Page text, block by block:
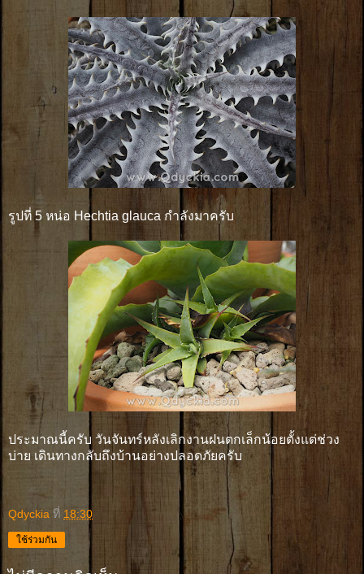
รูปที่ 5 หน่อ Hechtia glauca กำลังมาครับ
ประมาณนี้ครับ วันจันทร์หลังเลิกงานฝนตกเล็กน้อยตั้งแต่ช่วง
บ่าย เดินทางกลับถึงบ้านอย่างปลอดภัยครับ
Qdyckia ที่ 18:30
ใช้ร่วมกัน